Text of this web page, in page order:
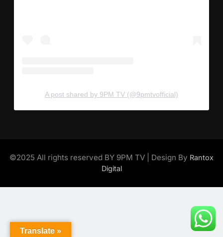
A post shared by 9PM TV (@9pmtvofficial)
©2025 All rights reserved BY 9PM TV | Design By Rantox
Digital
Translate »